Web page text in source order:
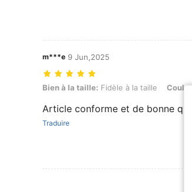
m***e 9 Jun,2025
Bien à la taille: Fidèle à la taille, Couleur:
Bien à la taille: Fidèle à la taille
Article conforme et de bonne
Traduire